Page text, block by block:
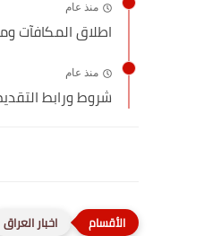
منذ عام
اطلاق المكافآت
منذ عام
شروط ورابط التقديم
اخبار العراق